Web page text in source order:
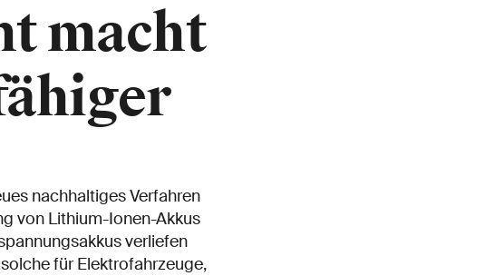
macht
nachhaltiges Verfahren
von Lithium-Ionen-Akkus
verliefen
für Elektrofahrzeuge,